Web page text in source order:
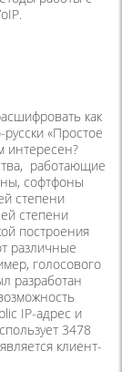
как
«Простое
интересен?
работающие
софтфоны
степени
степени
построения
различные
голосового
разработан
IP-адрес и
3478
клиент-